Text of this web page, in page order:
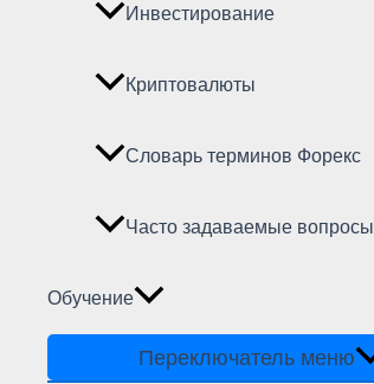
Инвестирование
Криптовалюты
Словарь терминов Форекс
Часто задаваемые вопросы
Обучение
Переключатель меню